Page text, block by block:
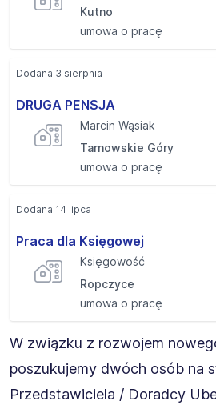
Kutno
umowa o pracę
DRUGA PENSJA
Marcin Wąsiak
Tarnowskie Góry
umowa o pracę
Dodana 3 sierpnia
Praca dla Księgowej
Księgowość
Ropczyce
umowa o pracę
Dodana 14 lipca
W związku z rozwojem
poszukujemy dwóch osób na
Przedstawiciela / Doradcy